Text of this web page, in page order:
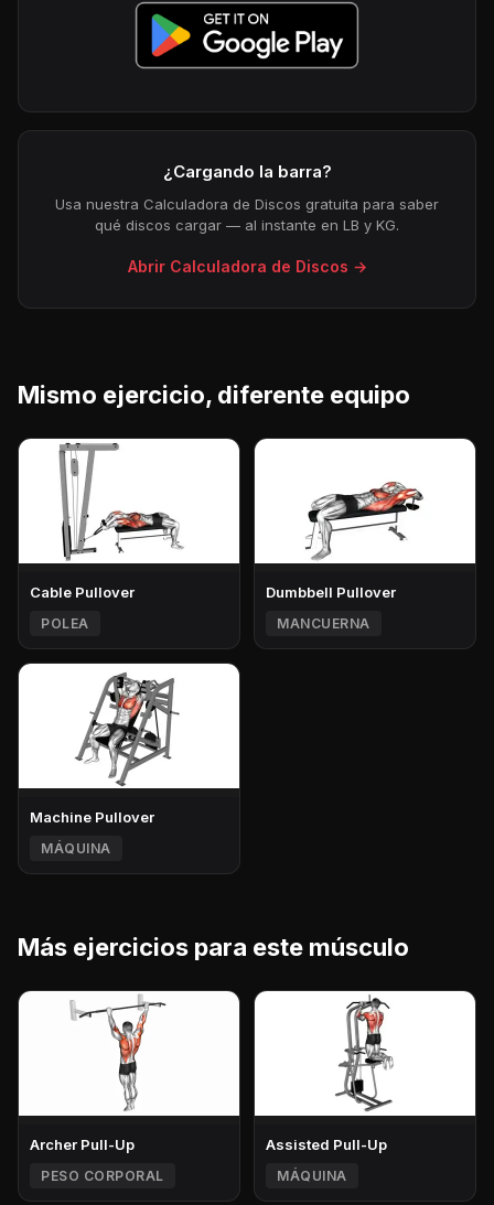
¿Cargando la barra?
Usa nuestra Calculadora de Discos gratuita para saber
qué discos cargar — al instante en LB y KG.
Abrir Calculadora de Discos →
Mismo ejercicio, diferente equipo
Cable Pullover
POLEA
Dumbbell Pullover
MANCUERNA
Machine Pullover
MÁQUINA
Más ejercicios para este músculo
Archer Pull-Up
PESO CORPORAL
Assisted Pull-Up
MÁQUINA